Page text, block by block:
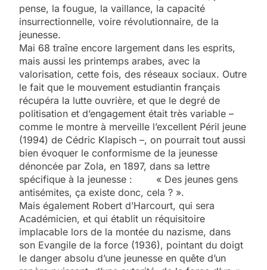
pense, la fougue, la vaillance, la capacité
insurrectionnelle, voire révolutionnaire, de la
jeunesse.
Mai 68 traîne encore largement dans les esprits,
mais aussi les printemps arabes, avec la
valorisation, cette fois, des réseaux sociaux. Outre
le fait que le mouvement estudiantin français
récupéra la lutte ouvrière, et que le degré de
politisation et d’engagement était très variable –
comme le montre à merveille l’excellent Péril jeune
(1994) de Cédric Klapisch –, on pourrait tout aussi
bien évoquer le conformisme de la jeunesse
dénoncée par Zola, en 1897, dans sa lettre
spécifique à la jeunesse : « Des jeunes gens
antisémites, ça existe donc, cela ? ».
Mais également Robert d’Harcourt, qui sera
Académicien, et qui établit un réquisitoire
implacable lors de la montée du nazisme, dans
son Evangile de la force (1936), pointant du doigt
le danger absolu d’une jeunesse en quête d’un